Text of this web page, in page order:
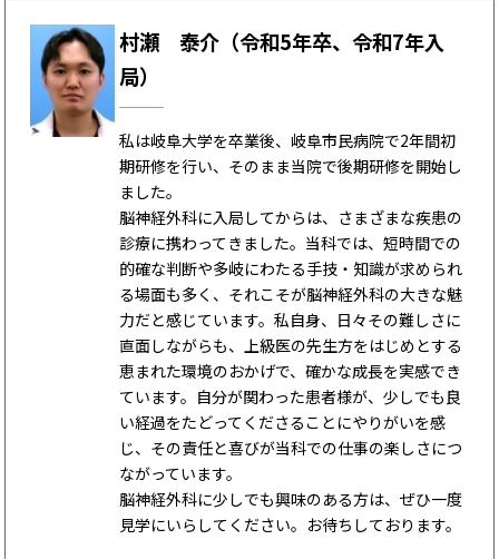
村瀬 泰介（令和5年卒、令和7年入
局）
私は岐阜大学を卒業後、岐阜市民病院で2年間初
期研修を行い、そのまま当院で後期研修を開始し
ました。
脳神経外科に入局してからは、さまざまな疾患の
診療に携わってきました。当科では、短時間での
的確な判断や多岐にわたる手技・知識が求められ
る場面も多く、それこそが脳神経外科の大きな魅
力だと感じています。私自身、日々その難しさに
直面しながらも、上級医の先生方をはじめとする
恵まれた環境のおかげで、確かな成長を実感でき
ています。自分が関わった患者様が、少しでも良
い経過をたどってくださることにやりがいを感
じ、その責任と喜びが当科での仕事の楽しさにつ
ながっています。
脳神経外科に少しでも興味のある方は、ぜひ一度
見学にいらしてください。お待ちしております。